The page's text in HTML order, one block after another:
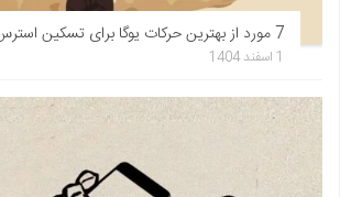
7 مورد از بهترین حرکات یوگا برای تسکین استرس
1 اسفند 1404